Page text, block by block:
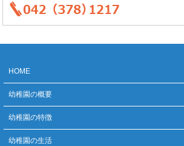
HOME
幼稚園の概要
幼稚園の特徴
幼稚園の生活